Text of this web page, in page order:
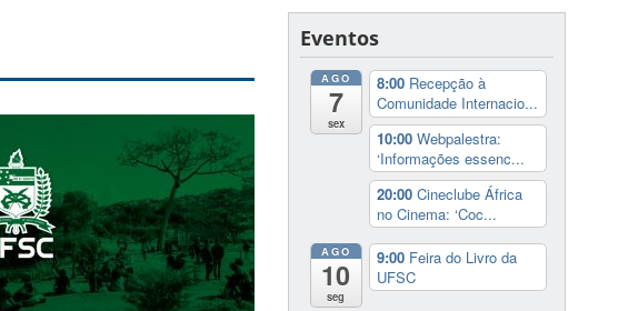
Eventos
AGO
7
sex
8:00 Recepção à
Comunidade Internacio...
10:00 Webpalestra:
‘Informações essenc...
20:00 Cineclube África
no Cinema: ‘Coc...
AGO
10
seg
9:00 Feira do Livro da
UFSC